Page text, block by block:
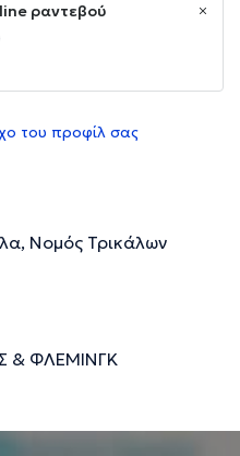
ραντεβού
του προφίλ σας
Νομός Τρικάλων
& ΦΛΕΜΙΝΓΚ